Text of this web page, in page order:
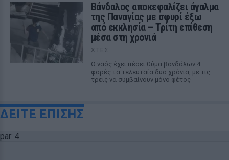
Βάνδαλος αποκεφαλίζει άγαλμα
της Παναγίας με σφυρί έξω
από εκκλησία – Τρίτη επίθεση
μέσα στη χρονιά
ΧΤΕΣ
Ο ναός έχει πέσει θύμα βανδάλων 4
φορές τα τελευταία δύο χρόνια, με τις
τρεις να συμβαίνουν μόνο φέτος
ΔΕΙΤΕ ΕΠΙΣΗΣ
par: 4